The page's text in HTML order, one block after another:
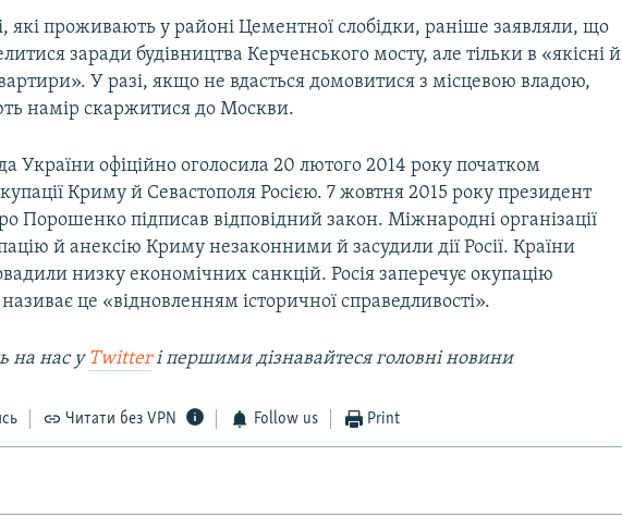
які проживають у районі Цементної слобідки, раніше заявляли, що
заради будівництва Керченського мосту, але тільки в «якісні й
У разі, якщо не вдасться домовитися з місцевою владою,
намір скаржитися до Москви.
України офіційно оголосила 20 лютого 2014 року початком
Криму й Севастополя Росією. 7 жовтня 2015 року президент
Порошенко підписав відповідний закон. Міжнародні організації
й анексію Криму незаконними й засудили дії Росії. Країни
низку економічних санкцій. Росія заперечує окупацію
це «відновленням історичної справедливості».
на нас у Twitterі першими дізнавайтеся головні новини
Читати без VPN Follow us Print